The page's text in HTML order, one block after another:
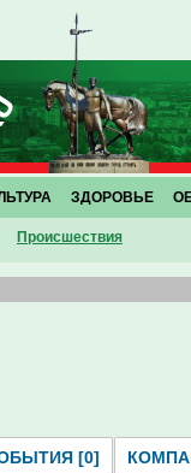
Проиcшествия
ЗДОРОВЬЕ
[0]